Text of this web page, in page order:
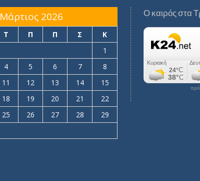
Μάρτιος 2026
Τ Π Π Σ
Κ
1
4 5 6 7
8
11 12 13 14
15
18 19 20 21
22
25 26 27 28
29
Ο καιρός στα